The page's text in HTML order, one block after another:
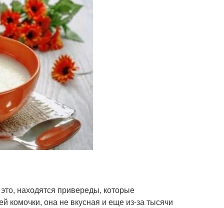
находятся привереды, которые
комочки, она не вкусная и еще из-за тысячи